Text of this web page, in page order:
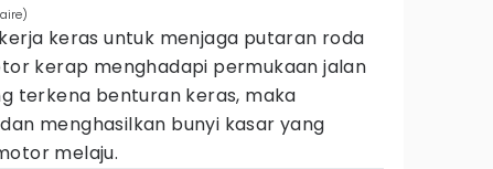
keras untuk menjaga putaran roda
kerap menghadapi permukaan jalan
terkena benturan keras, maka
menghasilkan bunyi kasar yang
melaju.